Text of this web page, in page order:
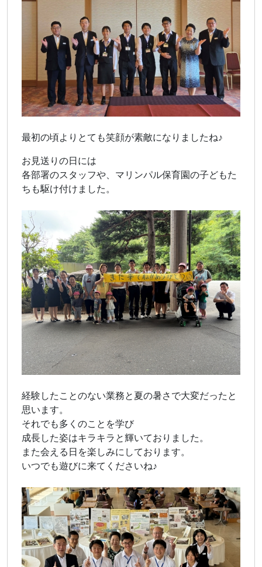
最初の頃よりとても笑顔が素敵になりましたね♪
お見送りの日には
各部署のスタッフや、マリンパル保育園の子どもた
ちも駆け付けました。
経験したことのない業務と夏の暑さで大変だったと
思います。
それでも多くのことを学び
成長した姿はキラキラと輝いておりました。
また会える日を楽しみにしております。
いつでも遊びに来てくださいね♪